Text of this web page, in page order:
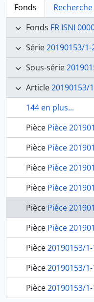
Fonds
Fonds FR ISNI 0000 0001 2158
Série20190153/1-
Sous-série
Article20190153/
144 en plus...
Pièce Pièce 20190153/1-145 - lettre au sujet d’une portion de
Pièce Pièce 20190153/1-146 - lettre au sujet des observations sur le
Pièce Pièce 20190153/1-147 - lettre informant de l’envoi le 10
Pièce Pièce 20190153/1-148 - trois lettres au sujet d’une somme
Pièce Pièce 20190153/1-149 - deux lettres au sujet de l’état de
Pièce Pièce 20190153/1-150 - lettre demandant un secours pour l’ancien serviteur de
Pièce20190153/1-151 - lettre au sujet du décès du docteur
Pièce20190153/1-152 - douze lettres informant de
Pièce20190153/1-153 - lettre informant de l’expédition des ouvrages